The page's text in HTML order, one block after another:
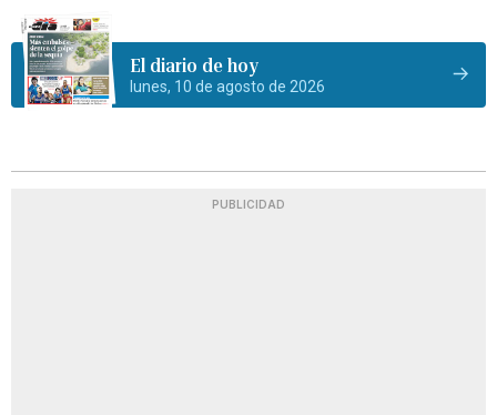
El diario de hoy
lunes, 10 de agosto de 2026
PUBLICIDAD